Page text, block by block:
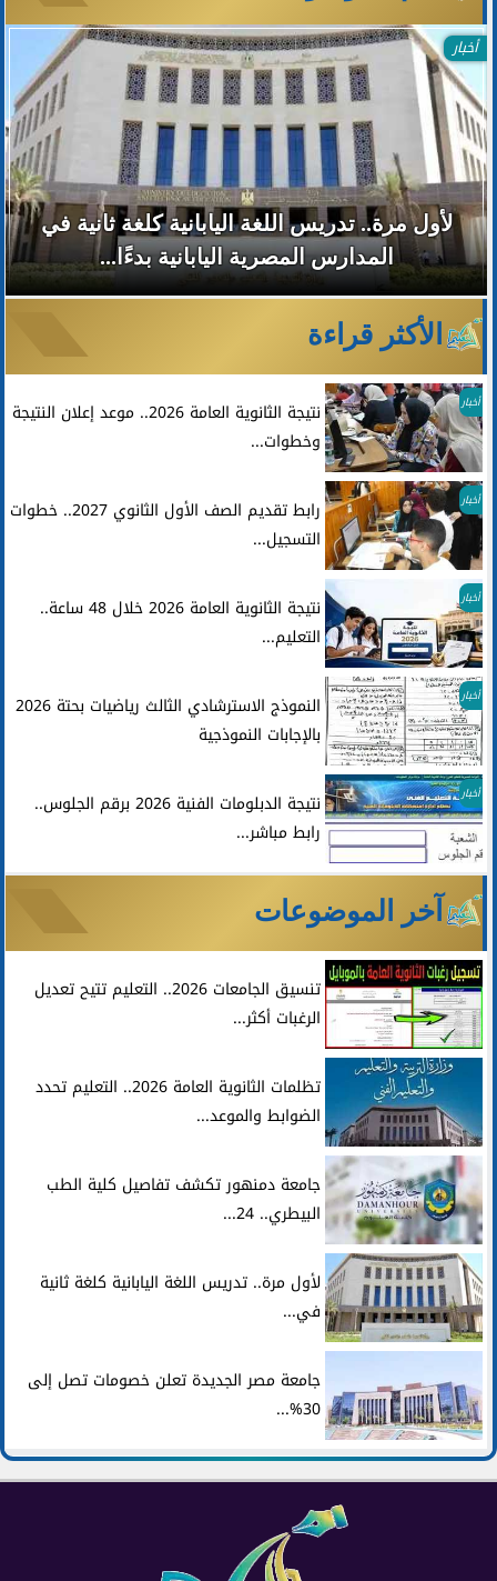
أخبار
لأول مرة.. تدريس اللغة اليابانية كلغة ثانية في
المدارس المصرية اليابانية بدءًا...
الأكثر قراءة
أخبار
نتيجة الثانوية العامة 2026.. موعد إعلان النتيجة
وخطوات...
أخبار
رابط تقديم الصف الأول الثانوي 2027.. خطوات
التسجيل...
أخبار
نتيجة الثانوية العامة 2026 خلال 48 ساعة..
التعليم...
أخبار
النموذج الاسترشادي الثالث رياضيات بحتة 2026
بالإجابات النموذجية
أخبار
نتيجة الدبلومات الفنية 2026 برقم الجلوس..
رابط مباشر...
آخر الموضوعات
تنسيق الجامعات 2026.. التعليم تتيح تعديل
الرغبات أكثر...
تظلمات الثانوية العامة 2026.. التعليم تحدد
الضوابط والموعد...
جامعة دمنهور تكشف تفاصيل كلية الطب
البيطري.. 24...
لأول مرة.. تدريس اللغة اليابانية كلغة ثانية
في...
جامعة مصر الجديدة تعلن خصومات تصل إلى
30%...